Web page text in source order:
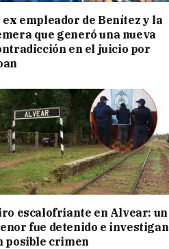
ex empleador de Benítez y la
que generó una nueva
en el juicio por
escalofriante en Alvear: un
fue detenido e investigan
posible crimen